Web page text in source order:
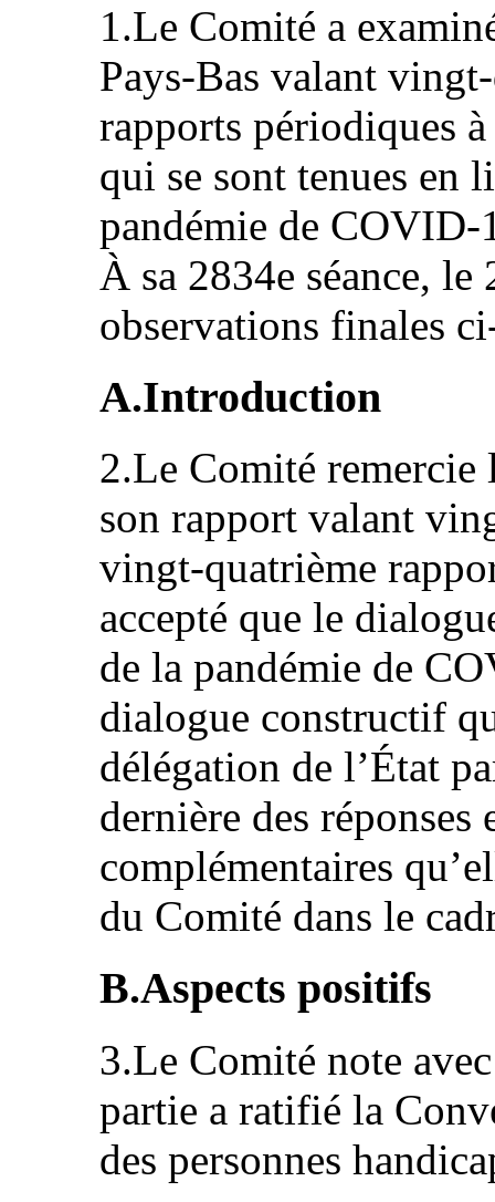
1.Le Comité a
Pays‑Bas valant
rapports périodiques à
qui se sont tenues en
pandémie de
À sa 2834e séance,
observations finales
A.Introduction
2.Le Comité remercie
son rapport valant
vingt‑quatrième
accepté que le
de la pandémie de
dialogue constructif
délégation de l’État
dernière des
complémentaires
du Comité dans le
B.Aspects positifs
3.Le Comité note
partie a ratifié la
des personnes